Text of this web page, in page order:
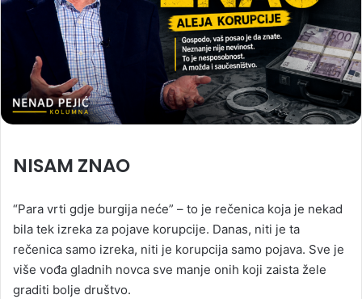
NISAM ZNAO
“Para vrti gdje burgija neće” – to je rečenica koja je nekad
bila tek izreka za pojave korupcije. Danas, niti je ta
rečenica samo izreka, niti je korupcija samo pojava. Sve je
više vođa gladnih novca sve manje onih koji zaista žele
graditi bolje društvo.